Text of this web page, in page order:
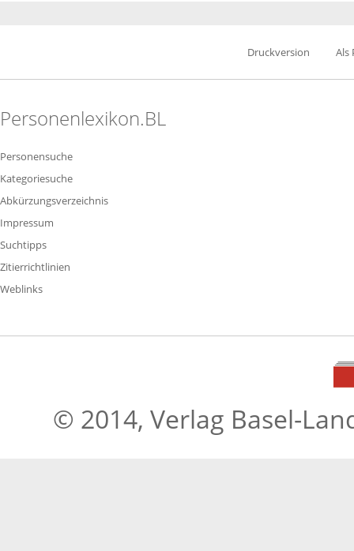
Druckversion Als
Personenlexikon.BL
Personensuche
Kategoriesuche
Abkürzungsverzeichnis
Impressum
Suchtipps
Zitierrichtlinien
Weblinks
© 2014, Verlag Basel-